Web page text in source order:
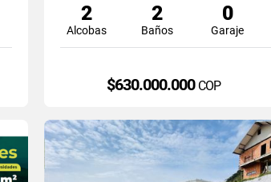
2
Alcobas
2
Baños
0
Garaje
$630.000.000 COP